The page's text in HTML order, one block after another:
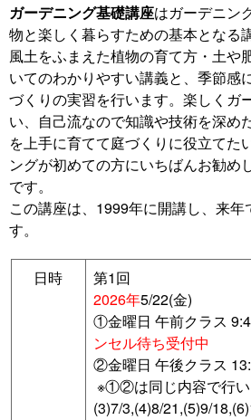
ガーデニング基礎講座はガーデニン
物と楽しく暮らすための基本となる
風土をふまえた植物の育て方・土や
いてのわかりやすい講義と、季節感
づくりの実習を行います。楽しくガ
い、自己流なので知識や技術を深め
を上手に育てて庭づくりに役立てた
ングが初めての方にいちばんお勧め
です。
この講座は、1999年に開講し、来年
す。
日時
第1回
2026年5/22(金)
①金曜日 午前クラス
ンセル待ち受付中
②金曜日 午後クラス
※①②は同じ内容で行
(3)7/3,(4)8/21,(5)9/